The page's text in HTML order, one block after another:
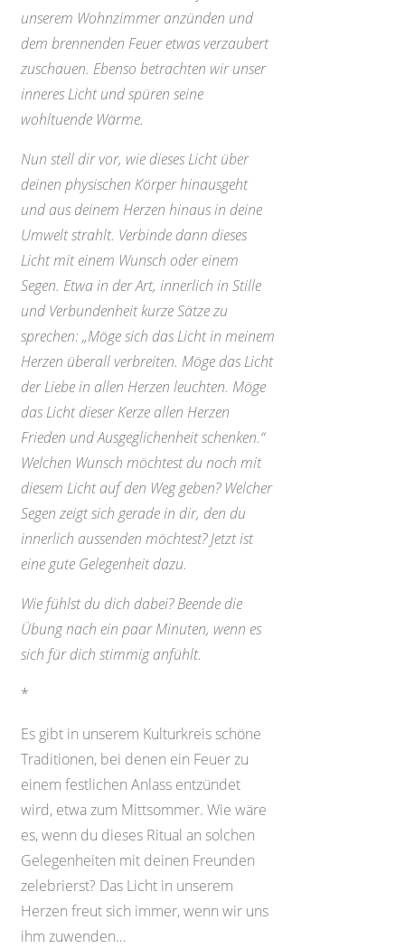
unserem Wohnzimmer anzünden und
dem brennenden Feuer etwas verzaubert
zuschauen. Ebenso betrachten wir unser
inneres Licht und spüren seine
wohltuende Wärme.
Nun stell dir vor, wie dieses Licht über
deinen physischen Körper hinausgeht
und aus deinem Herzen hinaus in deine
Umwelt strahlt. Verbinde dann dieses
Licht mit einem Wunsch oder einem
Segen. Etwa in der Art, innerlich in Stille
und Verbundenheit kurze Sätze zu
sprechen: „Möge sich das Licht in meinem
Herzen überall verbreiten. Möge das Licht
der Liebe in allen Herzen leuchten. Möge
das Licht dieser Kerze allen Herzen
Frieden und Ausgeglichenheit schenken.“
Welchen Wunsch möchtest du noch mit
diesem Licht auf den Weg geben? Welcher
Segen zeigt sich gerade in dir, den du
innerlich aussenden möchtest? Jetzt ist
eine gute Gelegenheit dazu.
Wie fühlst du dich dabei? Beende die
Übung nach ein paar Minuten, wenn es
sich für dich stimmig anfühlt.
*
Es gibt in unserem Kulturkreis schöne
Traditionen, bei denen ein Feuer zu
einem festlichen Anlass entzündet
wird, etwa zum Mittsommer. Wie wäre
es, wenn du dieses Ritual an solchen
Gelegenheiten mit deinen Freunden
zelebrierst? Das Licht in unserem
Herzen freut sich immer, wenn wir uns
ihm zuwenden…